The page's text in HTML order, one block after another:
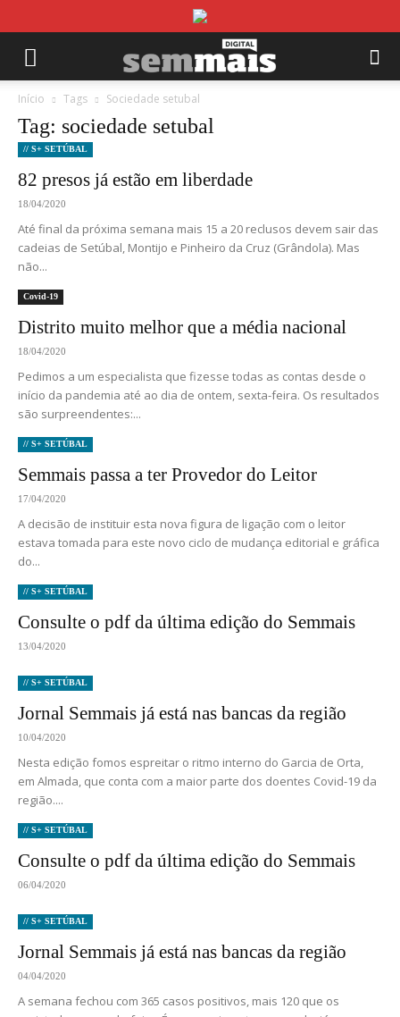
Início Tags Sociedade setubal
Tag: sociedade setubal
// S+ SETÚBAL
82 presos já estão em liberdade
18/04/2020
Até final da próxima semana mais 15 a 20 reclusos devem sair das
cadeias de Setúbal, Montijo e Pinheiro da Cruz (Grândola). Mas
não...
Covid-19
Distrito muito melhor que a média nacional
18/04/2020
Pedimos a um especialista que fizesse todas as contas desde o
início da pandemia até ao dia de ontem, sexta-feira. Os resultados
são surpreendentes:...
// S+ SETÚBAL
Semmais passa a ter Provedor do Leitor
17/04/2020
A decisão de instituir esta nova figura de ligação com o leitor
estava tomada para este novo ciclo de mudança editorial e gráfica
do...
// S+ SETÚBAL
Consulte o pdf da última edição do Semmais
13/04/2020
// S+ SETÚBAL
Jornal Semmais já está nas bancas da região
10/04/2020
Nesta edição fomos espreitar o ritmo interno do Garcia de Orta,
em Almada, que conta com a maior parte dos doentes Covid-19 da
região....
// S+ SETÚBAL
Consulte o pdf da última edição do Semmais
06/04/2020
// S+ SETÚBAL
Jornal Semmais já está nas bancas da região
04/04/2020
A semana fechou com 365 casos positivos, mais 120 que os